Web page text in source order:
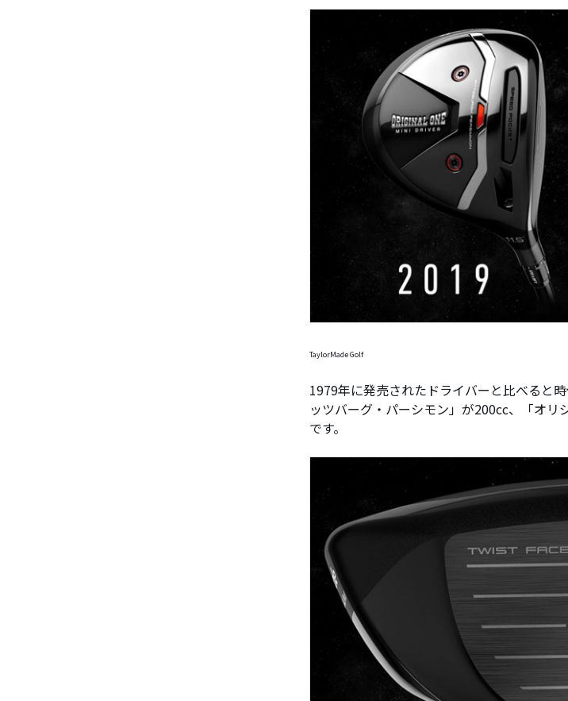
TaylorMade Golf
1979年に発売されたドライバーと比べると
ッツバーグ・パーシモン」が200cc、「オ
です。